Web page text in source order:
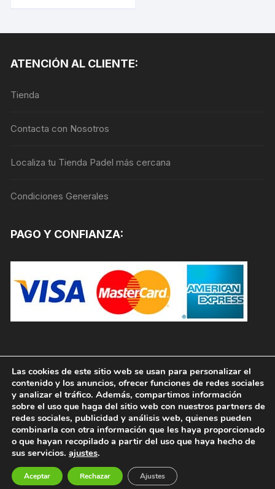
opciones
ATENCIÓN AL CLIENTE:
Tienda
Contacta con Nosotros
Localiza tu Tienda Padel más cercana
Condiciones Generales
PAGO Y CONFIANZA:
Copyright © 2026, PINTURAS JAFEP |
PADELPINTURAS.COM. Todos los derechos reservados.
Las cookies de este sitio web se usan para personalizar el
contenido y los anuncios, ofrecer funciones de redes sociales
y analizar el tráfico. Además, compartimos información
sobre el uso que haga del sitio web con nuestros partners de
redes sociales, publicidad y análisis web, quienes pueden
combinarla con otra información que les haya proporcionado
o que hayan recopilado a partir del uso que haya hecho de
sus servicios. ajustes.
Aceptar Rechazar Ajustes